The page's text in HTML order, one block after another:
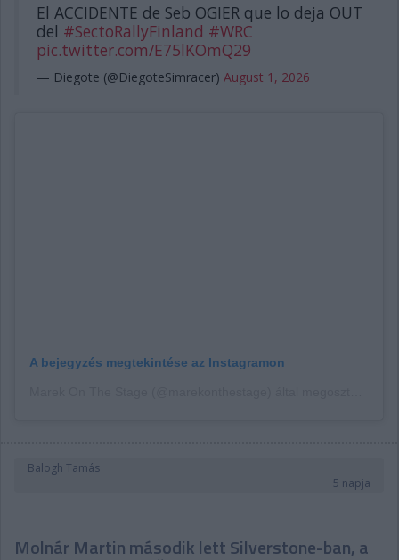
El ACCIDENTE de Seb OGIER que lo deja OUT
del #SectoRallyFinland #WRC
pic.twitter.com/E75lKOmQ29
— Diegote (@DiegoteSimracer) August 1, 2026
A bejegyzés megtekintése az Instagramon
Balogh Tamás
5 napja
Molnár Martin második lett Silverstone-ban, a